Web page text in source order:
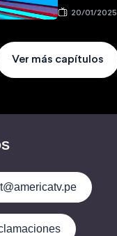
20/01/2025
Ver más capítulos